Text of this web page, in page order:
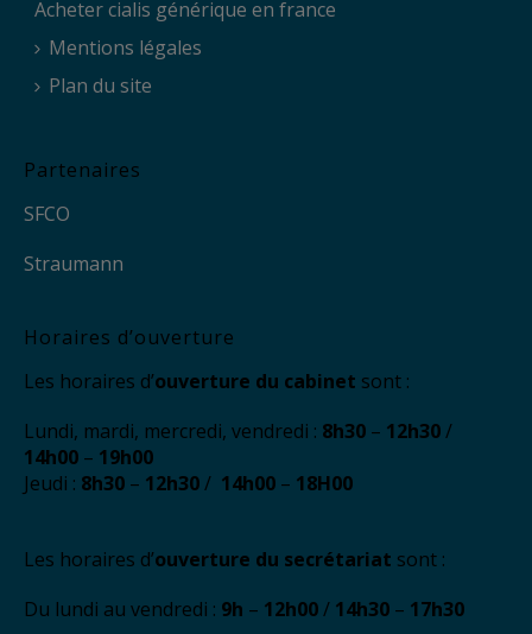
Acheter cialis générique en france
Mentions légales
Plan du site
Partenaires
SFCO
Straumann
Horaires d’ouverture
Les horaires d’ouverture du cabinet sont :
Lundi, mardi, mercredi, vendredi : 8h30 – 12h30/
14h00 – 19h00
Jeudi : 8h30 – 12h30/ 14h00 – 18H00
Les horaires d’ouverture du secrétariat sont :
Du lundi au vendredi : 9h – 12h00/ 14h30 – 17h30